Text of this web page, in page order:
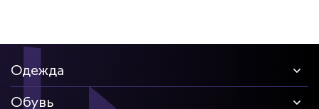
Одежда
Обувь